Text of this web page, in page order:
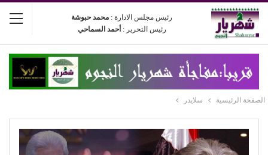
رئيس مجلس الادارة : محمد حبوشة
رئيس التحرير : أحمد السماحي
الصفحة الرئيسية سلايدر